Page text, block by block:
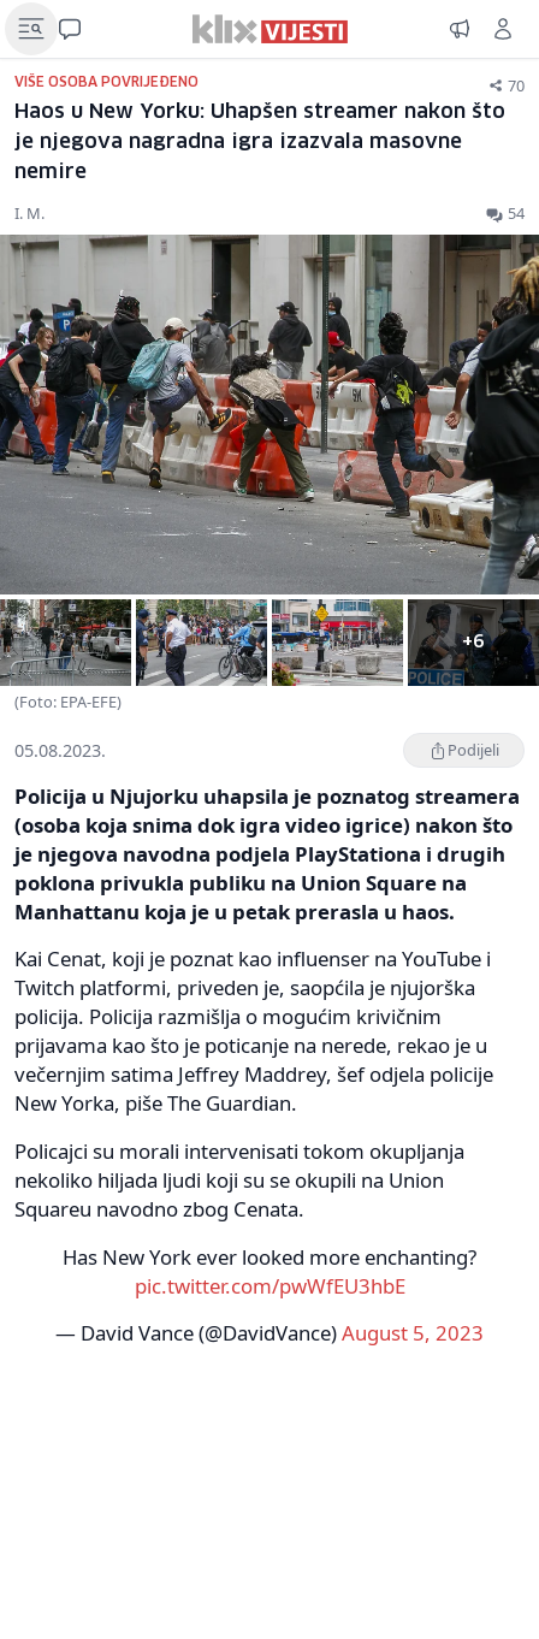
VIŠE OSOBA POVRIJEĐENO 70
Haos u New Yorku: Uhapšen streamer nakon što
je njegova nagradna igra izazvala masovne
nemire
I. M. 54
+6
(Foto: EPA-EFE)
05.08.2023. Podijeli
Policija u Njujorku uhapsila je poznatog streamera
(osoba koja snima dok igra video igrice) nakon što
je njegova navodna podjela PlayStationa i drugih
poklona privukla publiku na Union Square na
Manhattanu koja je u petak prerasla u haos.
Kai Cenat, koji je poznat kao influenser na YouTube i
Twitch platformi, priveden je, saopćila je njujorška
policija. Policija razmišlja o mogućim krivičnim
prijavama kao što je poticanje na nerede, rekao je u
večernjim satima Jeffrey Maddrey, šef odjela policije
New Yorka, piše The Guardian.
Policajci su morali intervenisati tokom okupljanja
nekoliko hiljada ljudi koji su se okupili na Union
Squareu navodno zbog Cenata.
Has New York ever looked more enchanting?
pic.twitter.com/pwWfEU3hbE
— David Vance (@DavidVance)August 5, 2023